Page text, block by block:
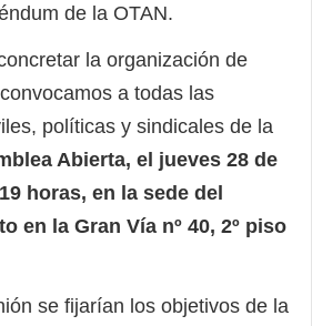
de la OTAN.
la organización de
a todas las
políticas y sindicales de la
Abierta, el jueves 28 de
horas, en la sede del
en la Gran Vía nº 40, 2º piso
se fijarían los objetivos de la